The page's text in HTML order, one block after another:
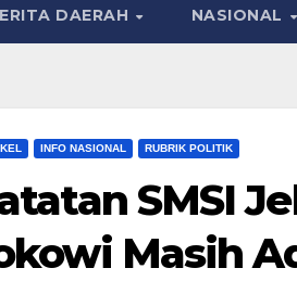
DAERAH NASIONAL
INFO NASIONAL RUBRIK POLITIK
SMSI
Masih